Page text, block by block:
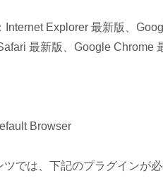
Internet Explorer 最新版、
最新版、Google Chrome
Browser
では、下記のプラグインが必